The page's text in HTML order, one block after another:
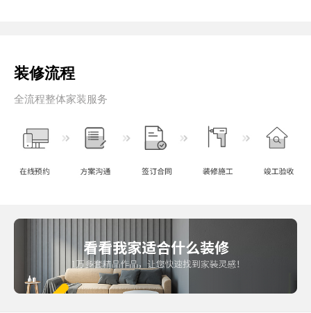
装修流程
全流程整体家装服务